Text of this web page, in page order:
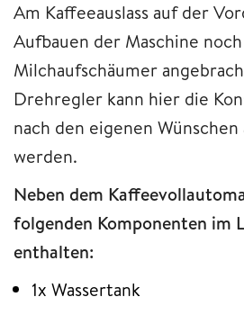
Am Kaffeeauslass auf der
Aufbauen der Maschine
Milchaufschäumer
Drehregler kann hier die
nach den eigenen Wünschen
werden.
Neben dem
folgenden Komponenten im
enthalten:
1x Wassertank